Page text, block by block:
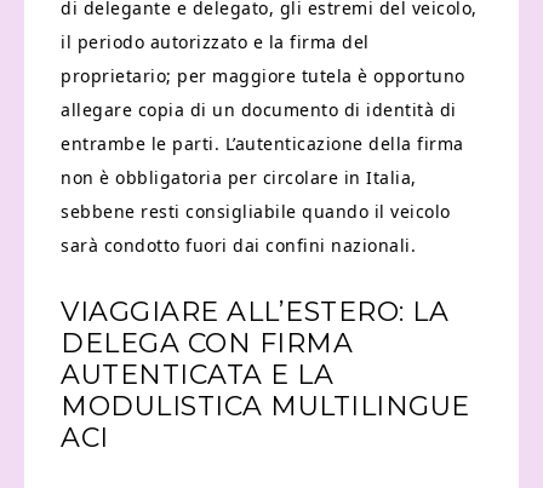
di delegante e delegato, gli estremi del veicolo,
il periodo autorizzato e la firma del
proprietario; per maggiore tutela è opportuno
allegare copia di un documento di identità di
entrambe le parti. L’autenticazione della firma
non è obbligatoria per circolare in Italia,
sebbene resti consigliabile quando il veicolo
sarà condotto fuori dai confini nazionali.
VIAGGIARE ALL’ESTERO: LA
DELEGA CON FIRMA
AUTENTICATA E LA
MODULISTICA MULTILINGUE
ACI